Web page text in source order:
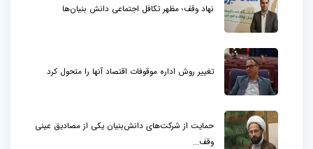
نهاد وقف؛ مظهر تکافل اجتماعی دانش بنیان‌ها
تغییر روش اداره موقوفات اقتصاد آنها را متحول کرد
حمایت از شرکت‌های دانش‌بنیان یکی از مصادیق عینی
وقف...